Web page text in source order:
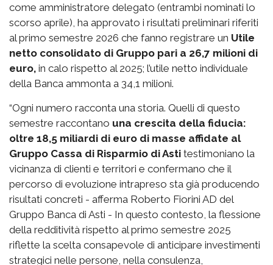
come amministratore delegato (entrambi nominati lo
scorso aprile), ha approvato i risultati preliminari riferiti
al primo semestre 2026 che fanno registrare un Utile
netto consolidato di Gruppo pari a 26,7 milioni di
euro, in calo rispetto al 2025; l’utile netto individuale
della Banca ammonta a 34,1 milioni.
“Ogni numero racconta una storia. Quelli di questo
semestre raccontano una crescita della fiducia:
oltre 18,5 miliardi di euro di masse affidate al
Gruppo Cassa di Risparmio di Asti testimoniano la
vicinanza di clienti e territori e confermano che il
percorso di evoluzione intrapreso sta già producendo
risultati concreti - afferma Roberto Fiorini AD del
Gruppo Banca di Asti - In questo contesto, la flessione
della redditività rispetto al primo semestre 2025
riflette la scelta consapevole di anticipare investimenti
strategici nelle persone, nella consulenza,